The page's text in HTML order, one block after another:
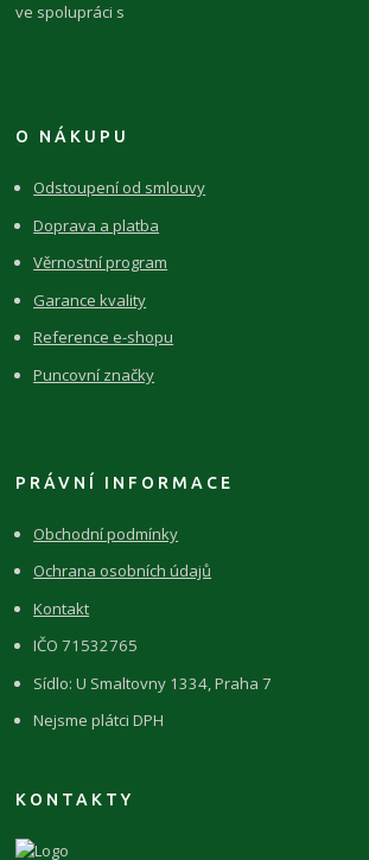
ve spolupráci s
O NÁKUPU
Odstoupení od smlouvy
Doprava a platba
Věrnostní program
Garance kvality
Reference e-shopu
Puncovní značky
PRÁVNÍ INFORMACE
Obchodní podmínky
Ochrana osobních údajů
Kontakt
IČO 71532765
Sídlo: U Smaltovny 1334, Praha 7
Nejsme plátci DPH
KONTAKTY